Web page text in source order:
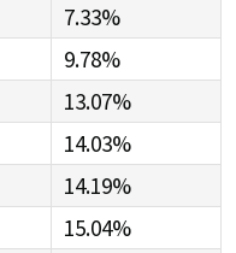
7.33%
9.78%
13.07%
14.03%
14.19%
15.04%